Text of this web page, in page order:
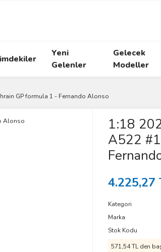
Yeni
Gelenler
Gelecek
Modeller
GP formula 1 - Fernando Alonso
1:18
A522
4.225,27
Kategori
Marka
Stok Kodu
571,54 TL den